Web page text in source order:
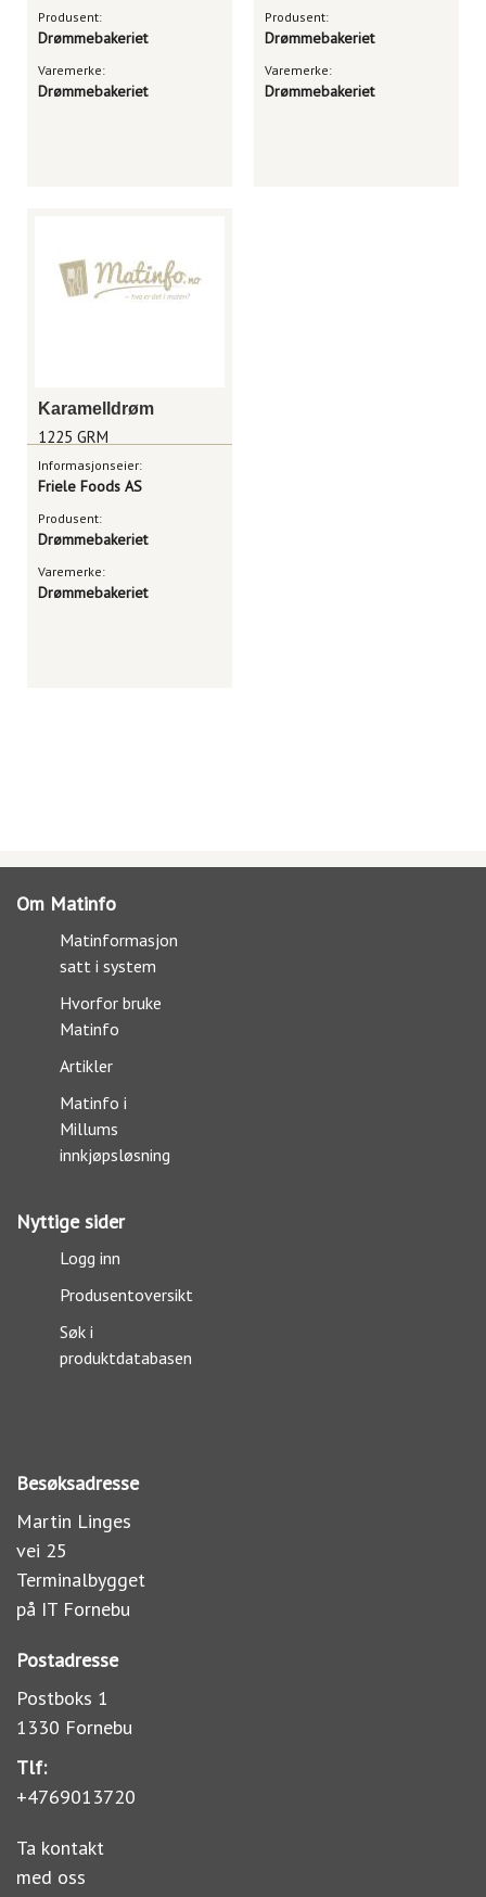
Produsent:
Drømmebakeriet
Varemerke:
Drømmebakeriet
Produsent:
Drømmebakeriet
Varemerke:
Drømmebakeriet
Karamelldrøm
1225 GRM
Informasjonseier:
Friele Foods AS
Produsent:
Drømmebakeriet
Varemerke:
Drømmebakeriet
Om Matinfo
Matinformasjon
satt i system
Hvorfor bruke
Matinfo
Artikler
Matinfo i
Millums
innkjøpsløsning
Nyttige sider
Logg inn
Produsentoversikt
Søk i
produktdatabasen
Besøksadresse
Martin Linges
vei 25
Terminalbygget
på IT Fornebu
Postadresse
Postboks 1
1330 Fornebu
Tlf:
+4769013720
Ta kontakt
med oss